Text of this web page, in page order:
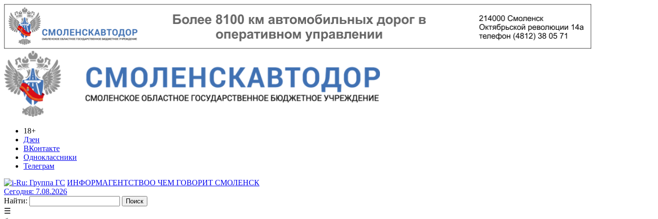
18+
Дзен
ВКонтакте
Одноклассники
Телеграм
ИНФОРМАГЕНТСТВОО ЧЕМ ГОВОРИТ СМОЛЕНСК
Сегодня: 7.08.2026
Найти:
☰